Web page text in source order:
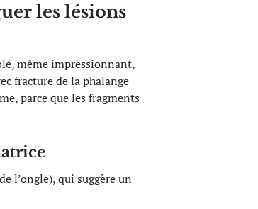
les lésions
même impressionnant,
fracture de la phalange
parce que les fragments
l’ongle), qui suggère un